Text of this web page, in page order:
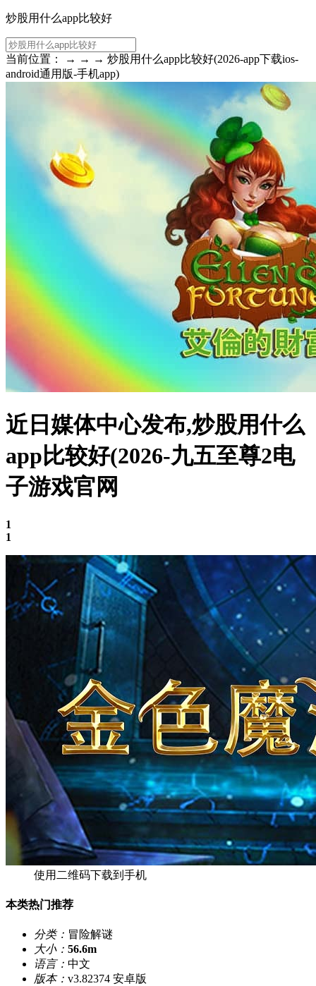
炒股用什么app比较好
当前位置： → → → 炒股用什么app比较好(2026-app下载ios-
android通用版-手机app)
近日媒体中心发布,炒股用什么
app比较好(2026-九五至尊2电
子游戏官网
1
1
使用二维码下载到手机
本类热门推荐
分类： 冒险解谜
大小： 56.6m
语言： 中文
版本： v3.82374 安卓版